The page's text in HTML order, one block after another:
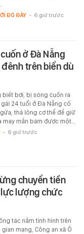
ĐÓ ĐÂY - 6 giờ trước
ở Đà Nẵng
trên biển dù
biết bơi, bị sóng cuốn ra
gái 24 tuổi ở Đà Nẵng cố
thả lỏng cơ thể để giữ
may mắn bám được một…
- 6 giờ trước
chuyển tiền
lượng chức
tác nắm tình hình trên
gian mạng, Công an xã Ô